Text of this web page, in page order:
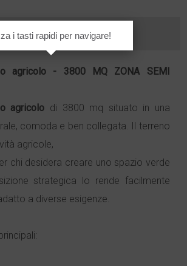
agricolo- 3800 MQ ZONA SEMI
agricolo di 3800 mq situato in una
comoda e ben collegata. Il terreno
agricole,
chi desidera creare uno spazio verde
strategica lo rende facilmente
a diverse esigenze.
i tasti rapidi per navigare!